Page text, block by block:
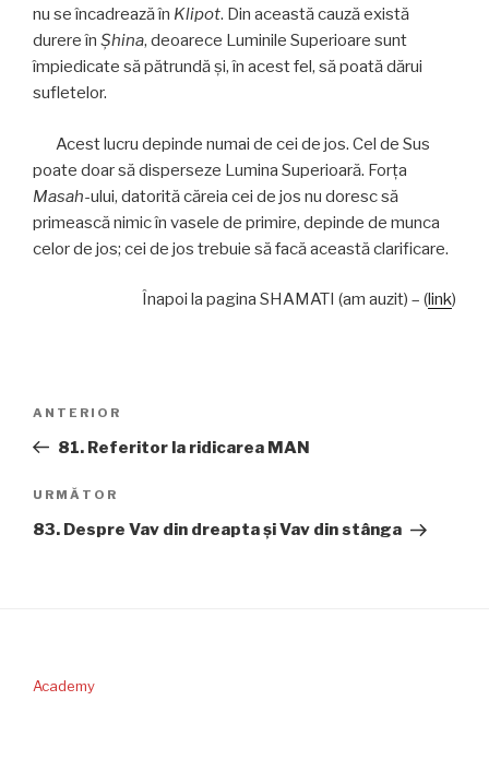
nu se încadrează în Klipot. Din această cauză există
durere în Șhina, deoarece Luminile Superioare sunt
împiedicate să pătrundă şi, în acest fel, să poată dărui
sufletelor.
Acest lucru depinde numai de cei de jos. Cel de Sus
poate doar să disperseze Lumina Superioară. Forţa
Masah-ului, datorită căreia cei de jos nu doresc să
primească nimic în vasele de primire, depinde de munca
celor de jos; cei de jos trebuie să facă această clarificare.
Înapoi la pagina SHAMATI (am auzit) – (link)
articole
Articolul
anterior
ANTERIOR
81. Referitor la ridicarea MAN
Articolul
următor
URMĂTOR
83. Despre Vav din dreapta şi Vav din stânga
Academy